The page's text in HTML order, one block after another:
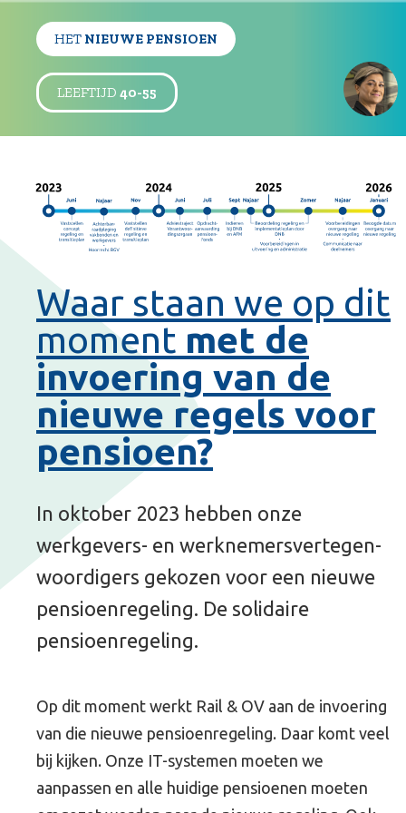
HET NIEUWE PENSIOEN
LEEFTIJD 40-55
Waar staan we op dit
moment met de
invoering van de
nieuwe regels voor
pensioen?
In oktober 2023 hebben onze
werkgevers- en werknemersvertegen-
woordigers gekozen voor een nieuwe
pensioenregeling. De solidaire
pensioenregeling.
Op dit moment werkt Rail & OV aan de invoering
van die nieuwe pensioenregeling. Daar komt veel
bij kijken. Onze IT-systemen moeten we
aanpassen en alle huidige pensioenen moeten